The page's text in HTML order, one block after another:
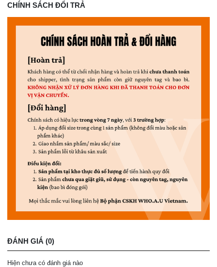
CHÍNH SÁCH ĐỔI TRẢ
ĐÁNH GIÁ (0)
Hiện chưa có đánh giá nào